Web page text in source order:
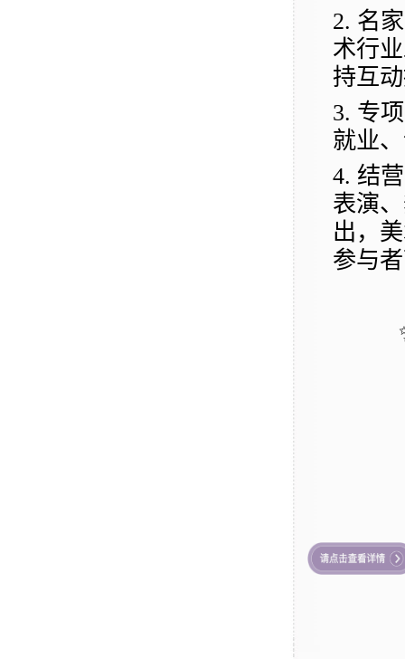
2. 名
术行
持互
3. 专
就业
4. 结
表演
出，
参与